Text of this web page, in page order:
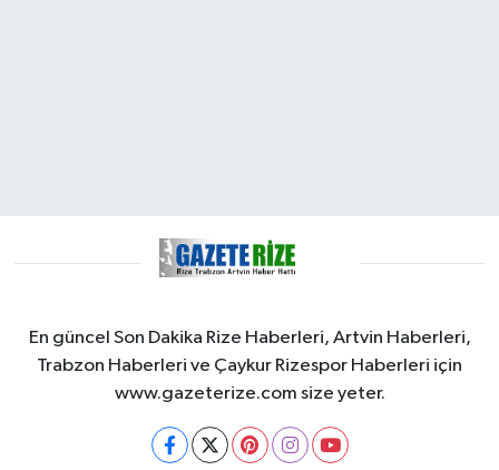
En güncel Son Dakika Rize Haberleri, Artvin Haberleri,
Trabzon Haberleri ve Çaykur Rizespor Haberleri için
www.gazeterize.com size yeter.